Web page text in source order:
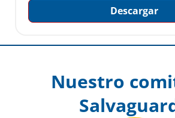
Descargar
Nuestro